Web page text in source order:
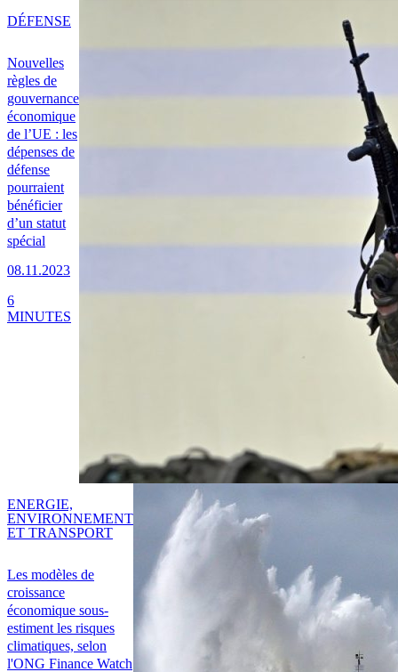
Nouvelles
règles de
gouvernance
économique
de l’UE : les
dépenses de
défense
pourraient
bénéficier
d’un statut
spécial
08.11.2023
DÉFENSE
6
MINUTES
Les modèles de
croissance
économique sous-
estiment les risques
climatiques, selon
l'ONG Finance Watch
ENERGIE,
ENVIRONNEMENT
ET TRANSPORT